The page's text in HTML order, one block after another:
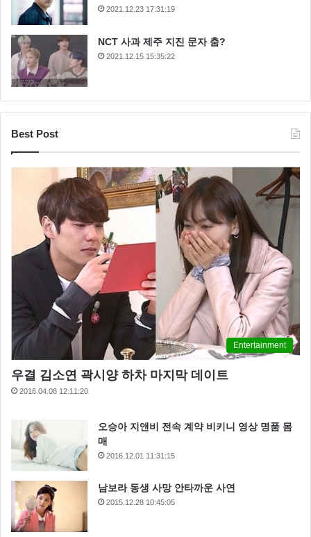
2021.12.23 17:31:19
NCT 사과 제주 지진 문자 춤?
2021.12.15 15:35:22
Best Post
Entertainment
우결 김소연 곽시양 하차 마지막 데이트
2016.04.08 12:11:20
오승아 지앤비 전속 계약 비키니 영상 명품 몸
매
2016.12.01 11:31:15
남보라 동생 사망 안타까운 사연
2015.12.28 10:45:05